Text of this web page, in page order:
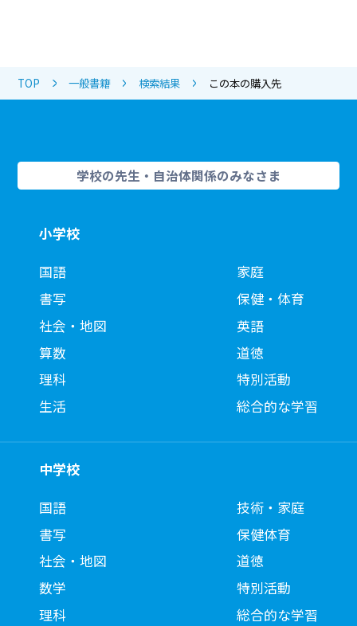
TOP 一般書籍 検索結果 この本の購入先
学校の先生・自治体関係のみなさま
小学校
国語
書写
社会・地図
算数
理科
生活
家庭
保健・体育
英語
道徳
特別活動
総合的な学習
中学校
国語
書写
社会・地図
数学
理科
技術・家庭
保健体育
道徳
特別活動
総合的な学習